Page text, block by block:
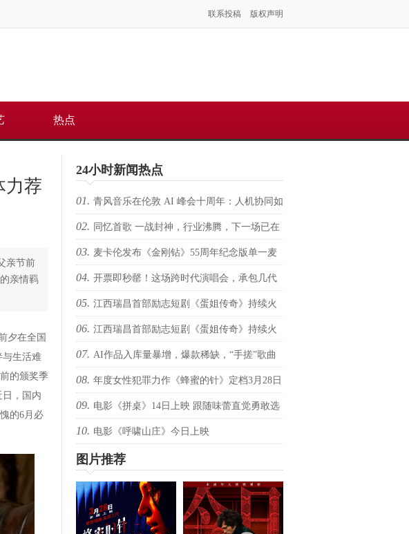
联系投稿 版权声明
热点
力荐
亲节前
亲情羁
夕在全国
与生活难
的颁奖季
，国内
的6月必
24小时新闻热点
01. 青风音乐在伦敦 AI 峰会十周年：人机协同如
何重塑虚拟音乐 IP 全球化路径？
02. 同忆首歌 一战封神，行业沸腾，下一场已在
路上
03. 麦卡伦发布《金刚钻》55周年纪念版单一麦
芽苏格兰威士忌 致敬007银幕传奇，续写匠心与
电影的交融
04. 开票即秒罄！这场跨时代演唱会，承包几代
人的回忆
05. 江西瑞昌首部励志短剧《蛋姐传奇》持续火
爆！双平台数据刷新纪录，见证本土力量
06. 江西瑞昌首部励志短剧《蛋姐传奇》持续火
爆！双平台数据刷新纪录，见证本土力量
07. AI作品入库量暴增，爆款稀缺，“手搓”歌曲
还有优势吗？青风音乐 SXSW 圆桌实录
08. 年度女性犯罪力作《蜂蜜的针》定档3月28日
绝版影后阵容癫
09. 电影《拼桌》14日上映 跟随味蕾直觉勇敢选
择心之所向
10. 电影《呼啸山庄》今日上映
图片推荐